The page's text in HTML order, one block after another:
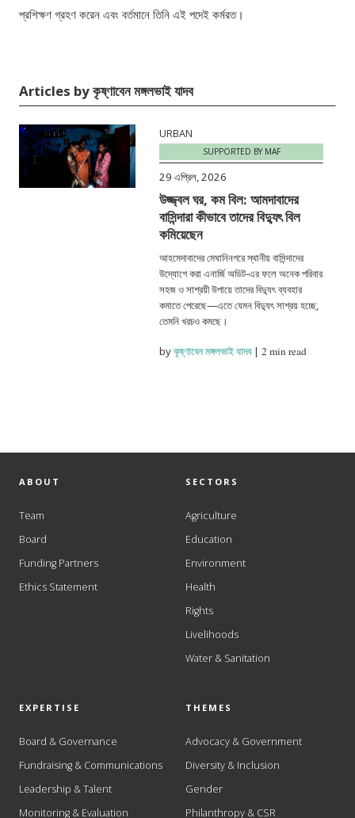
প্রশিক্ষণ গ্রহণ করেন এবং বর্তমানে তিনি এই পদেই কর্মরত।
Articles by কৃষ্ণাবেন মঙ্গলভাই যাদব
URBAN
SUPPORTED BY MAF
29 এপ্রিল, 2026
উজ্জ্বল ঘর, কম বিল: আমদাবাদের
বাসিন্দারা কীভাবে তাদের বিদ্যুৎ বিল
কমিয়েছেন
আহমেদাবাদের মেঘানিনগরে স্থানীয় বাসিন্দাদের
উদ্যোগে করা এনার্জি অডিট-এর ফলে অনেক পরিবার
সহজ ও সাশ্রয়ী উপায়ে তাদের বিদ্যুৎ ব্যবহার
কমাতে পেরেছে—এতে যেমন বিদ্যুৎ সাশ্রয় হচ্ছে,
তেমনি খরচও কমছে।
byকৃষ্ণাবেন মঙ্গলভাই যাদব|2 min read
ABOUT
Team
Board
Funding Partners
Ethics Statement
SECTORS
Agriculture
Education
Environment
Health
Rights
Livelihoods
Water & Sanitation
EXPERTISE
Board & Governance
Fundraising & Communications
Leadership & Talent
Monitoring & Evaluation
THEMES
Advocacy & Government
Diversity & Inclusion
Gender
Philanthropy & CSR